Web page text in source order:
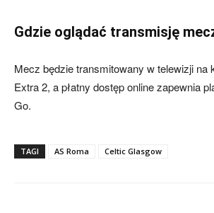
Gdzie oglądać transmisję
Mecz będzie transmitowany w telewizji na
Extra 2, a płatny dostęp online zapewnia
Go.
TAGI AS Roma Celtic Glasgow